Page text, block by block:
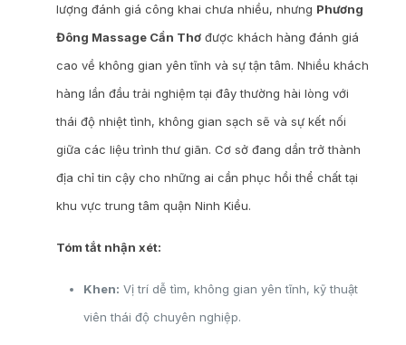
lượng đánh giá công khai chưa nhiều, nhưng Phương
Đông Massage Cần Thơđược khách hàng đánh giá
cao về không gian yên tĩnh và sự tận tâm. Nhiều khách
hàng lần đầu trải nghiệm tại đây thường hài lòng với
thái độ nhiệt tình, không gian sạch sẽ và sự kết nối
giữa các liệu trình thư giãn. Cơ sở đang dần trở thành
địa chỉ tin cậy cho những ai cần phục hồi thể chất tại
khu vực trung tâm quận Ninh Kiều.
Tóm tắt nhận xét:
Khen: Vị trí dễ tìm, không gian yên tĩnh, kỹ thuật
viên thái độ chuyên nghiệp.